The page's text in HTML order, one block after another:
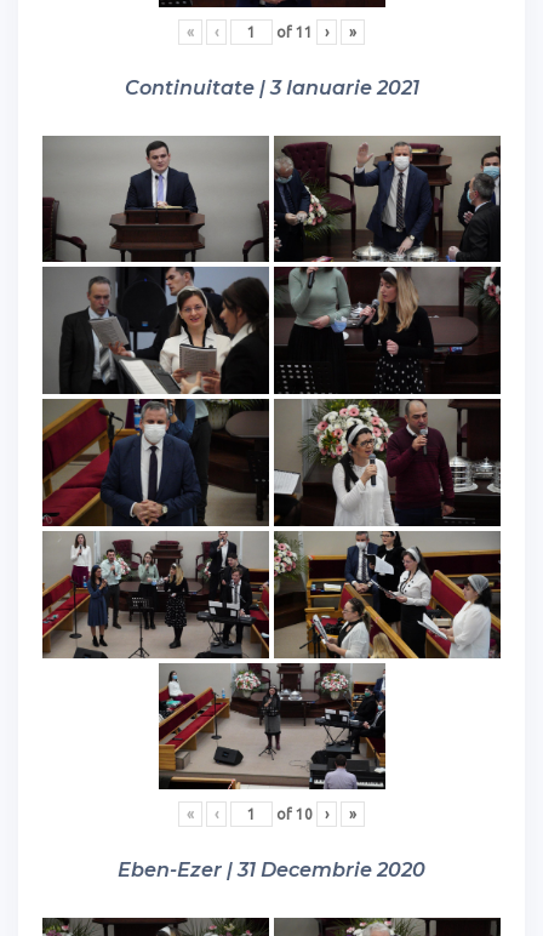
« ‹ of 11 › »
Continuitate | 3 Ianuarie 2021
« ‹ of 10 › »
Eben-Ezer | 31 Decembrie 2020